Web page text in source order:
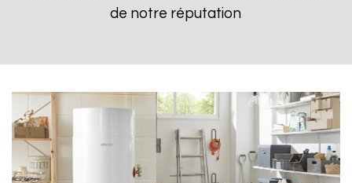
de notre réputation